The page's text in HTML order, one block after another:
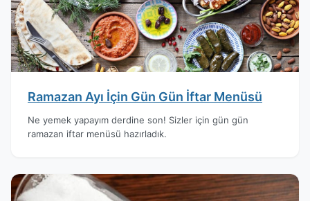
Ramazan Ayı İçin Gün Gün İftar Menüsü
Ne yemek yapayım derdine son! Sizler için gün gün
ramazan iftar menüsü hazırladık.